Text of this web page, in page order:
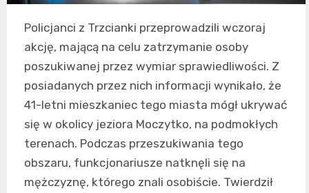
Policjanci z Trzcianki przeprowadzili wczoraj
akcję, mającą na celu zatrzymanie osoby
poszukiwanej przez wymiar sprawiedliwości. Z
posiadanych przez nich informacji wynikało, że
41-letni mieszkaniec tego miasta mógł ukrywać
się w okolicy jeziora Moczytko, na podmokłych
terenach. Podczas przeszukiwania tego
obszaru, funkcjonariusze natknęli się na
mężczyznę, którego znali osobiście. Twierdził